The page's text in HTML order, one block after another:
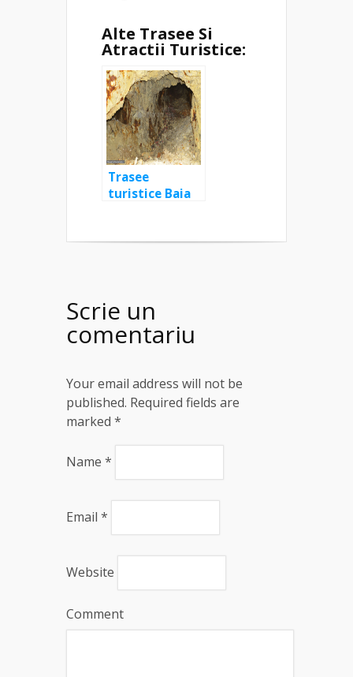
Alte Trasee Si
Atractii Turistice:
Trasee
turistice Baia
vârful Elena –
Scrie un
comentariu
Your email address will not be
published. Required fields are
marked *
Name *
Email *
Website
Comment